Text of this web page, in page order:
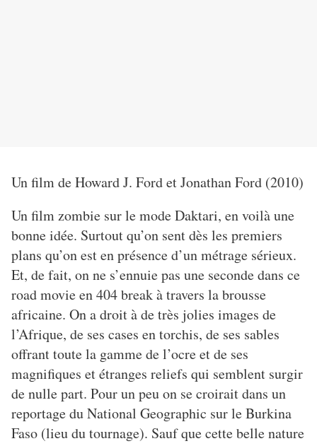
Un film de Howard J. Ford et Jonathan Ford (2010)
Un film zombie sur le mode Daktari, en voilà une
bonne idée. Surtout qu’on sent dès les premiers
plans qu’on est en présence d’un métrage sérieux.
Et, de fait, on ne s’ennuie pas une seconde dans ce
road movie en 404 break à travers la brousse
africaine. On a droit à de très jolies images de
l’Afrique, de ses cases en torchis, de ses sables
offrant toute la gamme de l’ocre et de ses
magnifiques et étranges reliefs qui semblent surgir
de nulle part. Pour un peu on se croirait dans un
reportage du National Geographic sur le Burkina
Faso (lieu du tournage). Sauf que cette belle nature